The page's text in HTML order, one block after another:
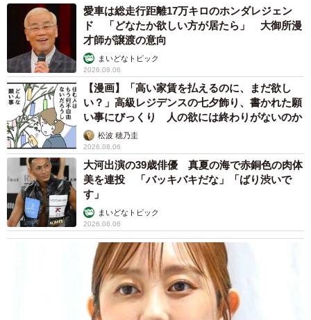
ので、自分のと妻のと2つ合わせて1―2時間程度で作成した
と思います」
―何のプレゼントだったのでしょうか。
「ゴールデンウィーク中に私と娘の二人で妻に料理を作っ
てあげよう、という話をしていたのを聞いて、私にエプロ
ンを買ってくれました。せっかくなので自分の分も買っ
て、ペアルックになるような刺繍をしたそうです」
―この数式とグラフを刺繍するというのは、すごいセンス
です。
「私が理系で数学好きなので、何か数学関連で面白いもの
はないかとインターネットで調べて、私が喜びそうな数式
を刺繍したそうです。私なら喜んで解いてメッセージに気
づいてくれるだろう、と考えての行動だそうです」
愛車は総走行距離17万キロのホンダレジェン
ド 「どなたか欲しい方が居たら」 大御所漫
才師が譲渡の意向
まいどなトピック
2026.08.06
【漫画】「高い家賃を払えるのに、まだ欲し
い？」高級レジデンスの七夕飾り、書かれた願
い事にびっくり 人の欲には終わりがないのか
松波 穂乃圭
2026.08.06
大河出演の39歳俳優 真夏の海で赤銅色の肉体
美を連投 「バッキバキだな」「ばり渋いで
す」
まいどなトピック
2026.08.06